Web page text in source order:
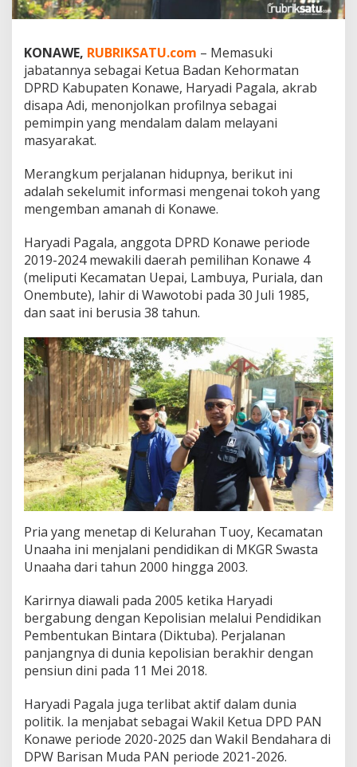
d
k
n
K
s
e
j
e
r
a
n
d
a
n
K
e
e
d
u
l
i
a
n
KONAWE, RUBRIKSATU.com – Memasuki
jabatannya sebagai Ketua Badan Kehormatan
DPRD Kabupaten Konawe, Haryadi Pagala, akrab
disapa Adi, menonjolkan profilnya sebagai
pemimpin yang mendalam dalam melayani
masyarakat.
Merangkum perjalanan hidupnya, berikut ini
adalah sekelumit informasi mengenai tokoh yang
mengemban amanah di Konawe.
Haryadi Pagala, anggota DPRD Konawe periode
2019-2024 mewakili daerah pemilihan Konawe 4
(meliputi Kecamatan Uepai, Lambuya, Puriala, dan
Onembute), lahir di Wawotobi pada 30 Juli 1985,
dan saat ini berusia 38 tahun.
Pria yang menetap di Kelurahan Tuoy, Kecamatan
Unaaha ini menjalani pendidikan di MKGR Swasta
Unaaha dari tahun 2000 hingga 2003.
Karirnya diawali pada 2005 ketika Haryadi
bergabung dengan Kepolisian melalui Pendidikan
Pembentukan Bintara (Diktuba). Perjalanan
panjangnya di dunia kepolisian berakhir dengan
pensiun dini pada 11 Mei 2018.
Haryadi Pagala juga terlibat aktif dalam dunia
politik. Ia menjabat sebagai Wakil Ketua DPD PAN
Konawe periode 2020-2025 dan Wakil Bendahara di
DPW Barisan Muda PAN periode 2021-2026.